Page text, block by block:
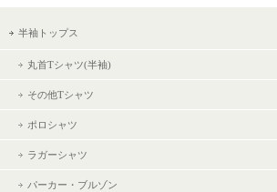
半袖トップス
丸首Tシャツ(半袖)
その他Tシャツ
ポロシャツ
ラガーシャツ
パーカー・ブルゾン